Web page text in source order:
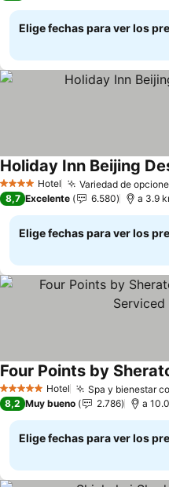
Elige fechas para ver los
4 EstrellasHotel Variedad de
Holiday Inn Beijing
8,7 Excelente 6.580 a 3.9
Elige fechas para ver los
5 Estrellas Hotel Spa y bienestar
8,2 Muy bueno 2.786 a
Elige fechas para ver los